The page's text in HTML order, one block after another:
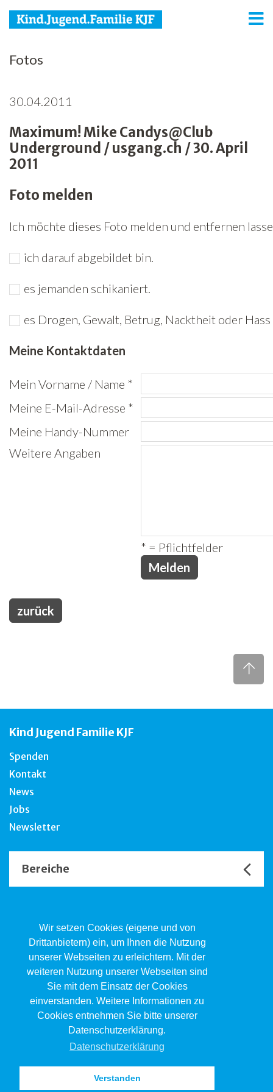
Wir setzen Cookies (eigene und von
Drittanbietern) ein, um Ihnen die Nutzung
unserer Webseiten zu erleichtern. Mit der
weiteren Nutzung unserer Webseiten sind
Sie mit dem Einsatz der Cookies
einverstanden. Weitere Informationen zu
Cookies entnehmen Sie bitte unserer
Datenschutzerklärung.
Datenschutzerklärung
Verstanden
KJF
Jugend
Familie
Media
Agenda
Freiwilligenarbeit
News
Newsletter
Fotos
30.04.2011
Maximum! Mike Candys@Club
Underground / usgang.ch / 30. April
2011
Foto melden
Ich möchte dieses Foto melden und entfernen
ich darauf abgebildet bin.
es jemanden schikaniert.
es Drogen, Gewalt, Betrug, Nacktheit oder
Meine Kontaktdaten
Mein Vorname / Name *
Meine E-Mail-Adresse *
Meine Handy-Nummer
Weitere Angaben
* = Pflichtfelder
zurück
Kind Jugend Familie KJF
Spenden
Kontakt
News
Jobs
Newsletter
Bereiche
Kind.Jugend.Familie KJF
Poststrasse 2, Postfach, 4410 Liestal
061 551 17 77
kjf@jsw.swiss